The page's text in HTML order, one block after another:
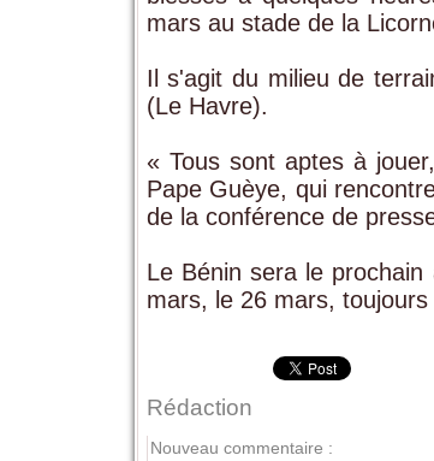
mars au stade de la
Il s'agit du milieu de
(Le Havre).
« Tous sont aptes à
Pape Guèye, qui
de la conférence de
Le Bénin sera le
mars, le 26 mars,
Rédaction
Nouveau commentaire :